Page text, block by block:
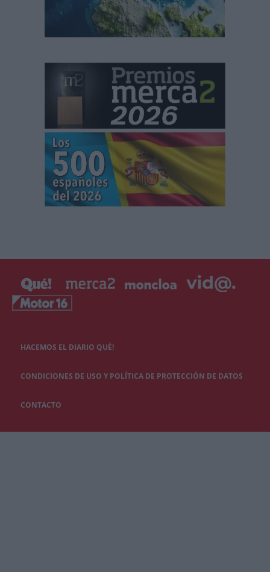
HACEMOS EL DIARIO QUÉ!
CONDICIONES DE USO Y POLÍTICA DE PROTECCIÓN DE DATOS
CONTACTO